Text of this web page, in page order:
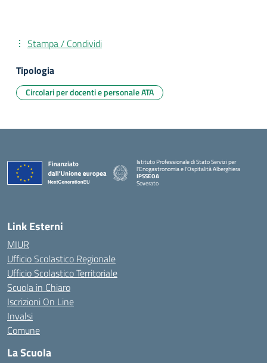
Stampa / Condividi
Tipologia
Circolari per docenti e personale ATA
Istituto Professionale di Stato Servizi per
l'Enogastronomia e l'Ospitalità Alberghiera
IPSSEOA
Soverato
Link Esterni
MIUR
Ufficio Scolastico Regionale
Ufficio Scolastico Territoriale
Scuola in Chiaro
Iscrizioni On Line
Invalsi
Comune
La Scuola